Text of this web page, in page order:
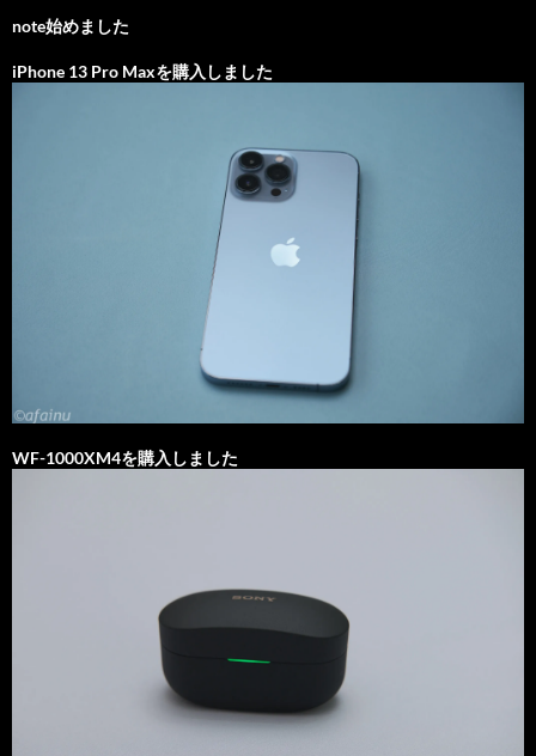
note始めました
iPhone 13 Pro Maxを購入しました
WF-1000XM4を購入しました